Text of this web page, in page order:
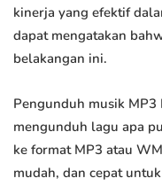
kinerja yang efektif
dapat mengatakan
belakangan ini.
Pengunduh musik
mengunduh lagu apa
ke format MP3 atau
mudah, dan cepat